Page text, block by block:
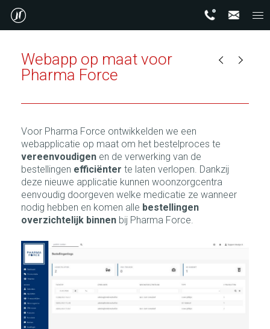
Webapp op maat voor
Pharma Force
Voor Pharma Force ontwikkelden we een
webapplicatie op maat om het bestelproces te
vereenvoudigen en de verwerking van de
bestellingen efficiënter te laten verlopen. Dankzij
deze nieuwe applicatie kunnen woonzorgcentra
eenvoudig doorgeven welke medicatie ze wanneer
nodig hebben en komen alle bestellingen
overzichtelijk binnen bij Pharma Force.